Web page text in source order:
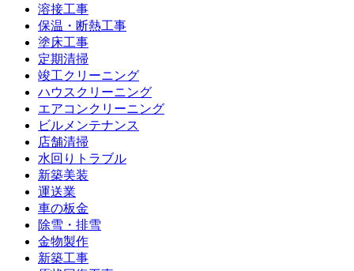
溶接工事
保温・断熱工事
塗床工事
定期清掃
竣工クリーニング
ハウスクリーニング
エアコンクリーニング
ビルメンテナンス
店舗清掃
水回りトラブル
新築美装
運送業
車の板金
除雪・排雪
金物製作
新築工事